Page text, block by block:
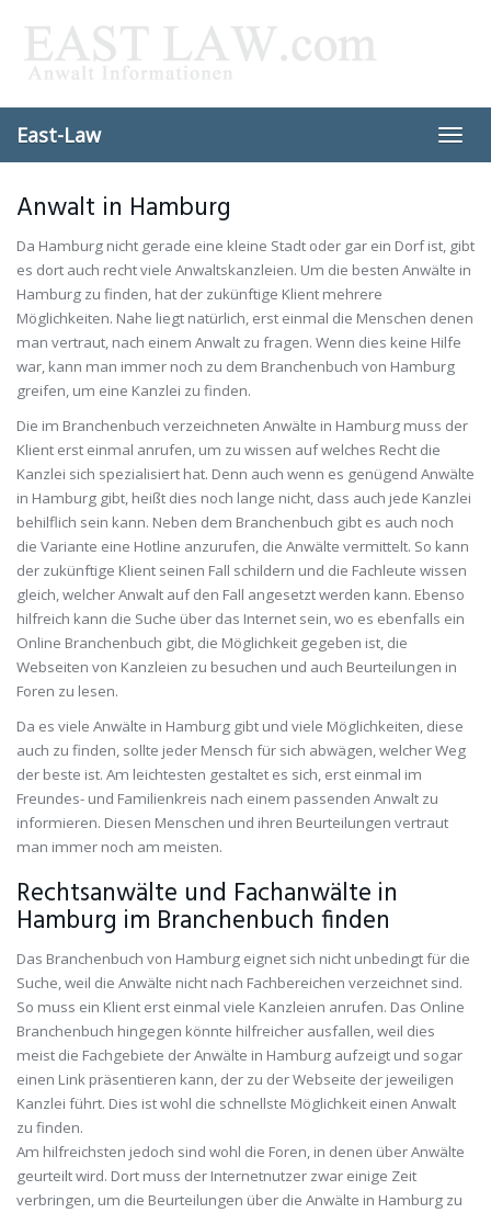
main
content
East-Law
Anwalt in Hamburg
Da Hamburg nicht gerade eine kleine Stadt oder gar ein Dorf ist, gibt
es dort auch recht viele Anwaltskanzleien. Um die besten Anwälte in
Hamburg zu finden, hat der zukünftige Klient mehrere
Möglichkeiten. Nahe liegt natürlich, erst einmal die Menschen denen
man vertraut, nach einem Anwalt zu fragen. Wenn dies keine Hilfe
war, kann man immer noch zu dem Branchenbuch von Hamburg
greifen, um eine Kanzlei zu finden.
Die im Branchenbuch verzeichneten Anwälte in Hamburg muss der
Klient erst einmal anrufen, um zu wissen auf welches Recht die
Kanzlei sich spezialisiert hat. Denn auch wenn es genügend Anwälte
in Hamburg gibt, heißt dies noch lange nicht, dass auch jede Kanzlei
behilflich sein kann. Neben dem Branchenbuch gibt es auch noch
die Variante eine Hotline anzurufen, die Anwälte vermittelt. So kann
der zukünftige Klient seinen Fall schildern und die Fachleute wissen
gleich, welcher Anwalt auf den Fall angesetzt werden kann. Ebenso
hilfreich kann die Suche über das Internet sein, wo es ebenfalls ein
Online Branchenbuch gibt, die Möglichkeit gegeben ist, die
Webseiten von Kanzleien zu besuchen und auch Beurteilungen in
Foren zu lesen.
Da es viele Anwälte in Hamburg gibt und viele Möglichkeiten, diese
auch zu finden, sollte jeder Mensch für sich abwägen, welcher Weg
der beste ist. Am leichtesten gestaltet es sich, erst einmal im
Freundes- und Familienkreis nach einem passenden Anwalt zu
informieren. Diesen Menschen und ihren Beurteilungen vertraut
man immer noch am meisten.
Rechtsanwälte und Fachanwälte in
Hamburg im Branchenbuch finden
Das Branchenbuch von Hamburg eignet sich nicht unbedingt für die
Suche, weil die Anwälte nicht nach Fachbereichen verzeichnet sind.
So muss ein Klient erst einmal viele Kanzleien anrufen. Das Online
Branchenbuch hingegen könnte hilfreicher ausfallen, weil dies
meist die Fachgebiete der Anwälte in Hamburg aufzeigt und sogar
einen Link präsentieren kann, der zu der Webseite der jeweiligen
Kanzlei führt. Dies ist wohl die schnellste Möglichkeit einen Anwalt
zu finden.
Am hilfreichsten jedoch sind wohl die Foren, in denen über Anwälte
geurteilt wird. Dort muss der Internetnutzer zwar einige Zeit
verbringen, um die Beurteilungen über die Anwälte in Hamburg zu